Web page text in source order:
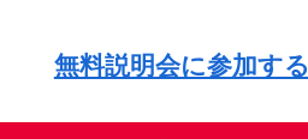
無料説明会に参加する